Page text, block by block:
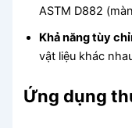
ASTM D882
Khả năng tùy
vật liệu khác
Ứng dụng